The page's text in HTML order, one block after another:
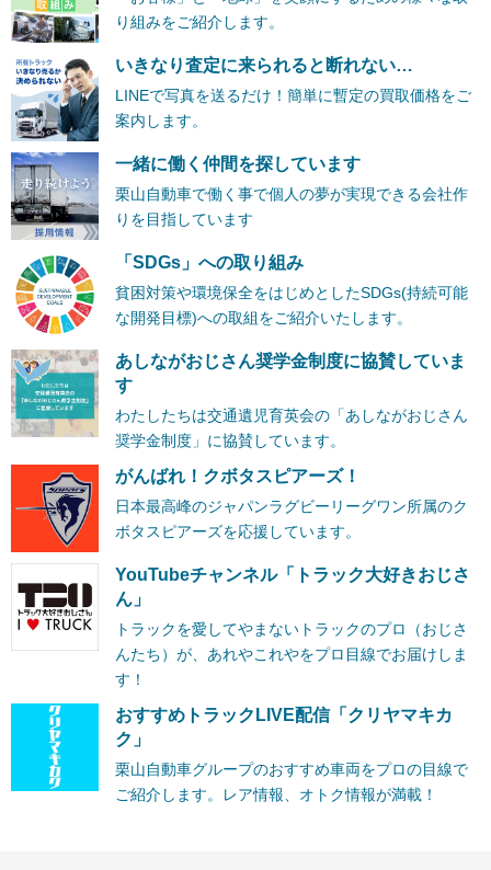
り組みをご紹介します。
いきなり査定に来られると断れない…
LINEで写真を送るだけ！簡単に暫定の買取価格をご
案内します。
一緒に働く仲間を探しています
栗山自動車で働く事で個人の夢が実現できる会社作
りを目指しています
「SDGs」への取り組み
貧困対策や環境保全をはじめとしたSDGs(持続可能
な開発目標)への取組をご紹介いたします。
あしながおじさん奨学金制度に協賛していま
す
わたしたちは交通遺児育英会の「あしながおじさん
奨学金制度」に協賛しています。
がんばれ！クボタスピアーズ！
日本最高峰のジャパンラグビーリーグワン所属のク
ボタスピアーズを応援しています。
YouTubeチャンネル「トラック大好きおじさ
ん」
トラックを愛してやまないトラックのプロ（おじさ
んたち）が、あれやこれやをプロ目線でお届けしま
す！
おすすめトラックLIVE配信「クリヤマキカ
ク」
栗山自動車グループのおすすめ車両をプロの目線で
ご紹介します。レア情報、オトク情報が満載！